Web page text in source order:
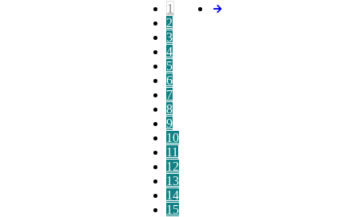
1
2
3
4
5
6
7
8
9
10
11
12
13
14
15